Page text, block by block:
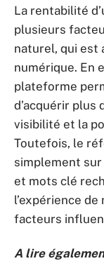
La rentabilité
plusieurs
naturel, qui est
numérique. En
plateforme
d’acquérir plus
visibilité et la
Toutefois, le
simplement
et mots clé
l’expérience
facteurs
A lire